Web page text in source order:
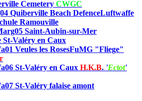
Cemetery CWGC
Quiberville Beach DefenceLuftwaffe
Ramouville
Saint-Aubin-sur-Mer
St-Valéry en Caux
Veules les RosesFuMG "Fliege"
St-Valéry en Caux H.K.B. 'Ectot'
St-Valéry falaise amont